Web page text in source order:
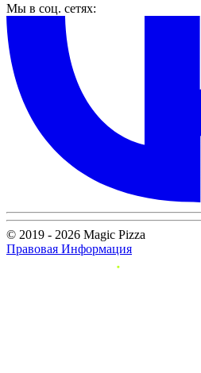
Мы в соц. сетях:
© 2019 - 2026 Magic Pizza
Правовая Информация